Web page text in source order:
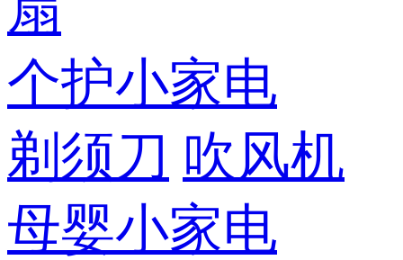
个护小家电
剃须刀 吹风机
母婴小家电